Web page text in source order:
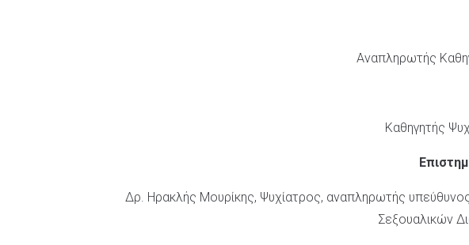
Αναπληρωτής
Καθηγητής
Δρ. Ηρακλής Μουρίκης, Ψυχίατρος, αναπληρωτής
Σεξουαλικών